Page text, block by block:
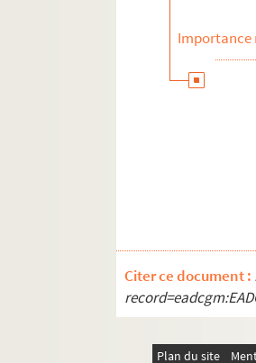
Correspondance
Importance
Citer ce document :
Plan du site